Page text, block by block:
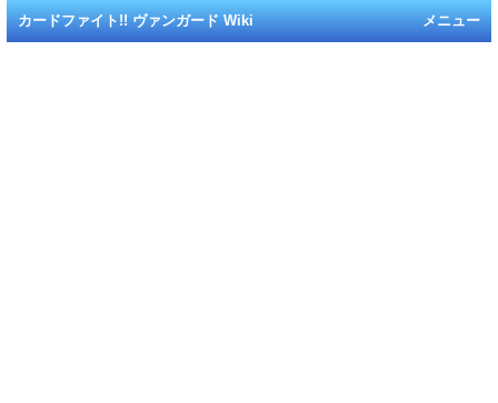
メニュー
カードファイト!! ヴァンガード Wiki